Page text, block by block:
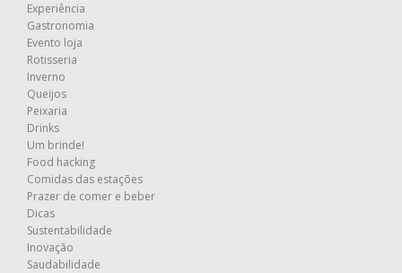
Experiência
Gastronomia
Evento loja
Rotisseria
Inverno
Queijos
Peixaria
Drinks
Um brinde!
Food hacking
Comidas das estações
Prazer de comer e beber
Dicas
Sustentabilidade
Inovação
Saudabilidade